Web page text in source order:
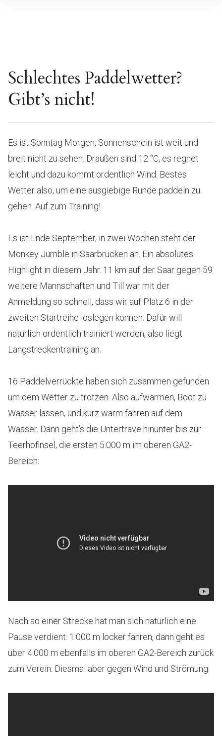
Schlechtes Paddelwetter?
Gibt’s nicht!
Es ist Sonntag Morgen, Sonnenschein ist weit und
breit nicht zu sehen. Draußen sind 12 °C, es regnet
leicht und dazu kommt ordentlich Wind. Bestes
Wetter also, um eine ausgiebige Runde paddeln zu
gehen. Auf zum Training!
Es ist Ende September, in zwei Wochen steht der
Monkey Jumble in Saarbrücken an. Ein absolutes
Highlight in diesem Jahr. 11 km auf der Saar gegen 59
weitere Mannschaften und Till war mit der
Anmeldung so schnell, dass wir auf Platz 6 in der
zweiten Startreihe loslegen können. Dafür will
natürlich ordentlich trainiert werden, also liegt
Langstreckentraining an.
16 Paddelverrückte haben sich zusammen gefunden
um dem Wetter zu trotzen. Also aufwärmen, Boot zu
Wasser lassen, und kurz warm fahren auf dem
Wasser. Dann geht’s die Untertrave hinunter bis zur
Teerhofinsel, die ersten 5.000 m im oberen GA2-
Bereich:
Nach so einer Strecke hat man sich natürlich eine
Pause verdient. 1.000 m locker fahren, dann geht es
über 4.000 m ebenfalls im oberen GA2-Bereich zurück
zum Verein. Diesmal aber gegen Wind und Strömung: